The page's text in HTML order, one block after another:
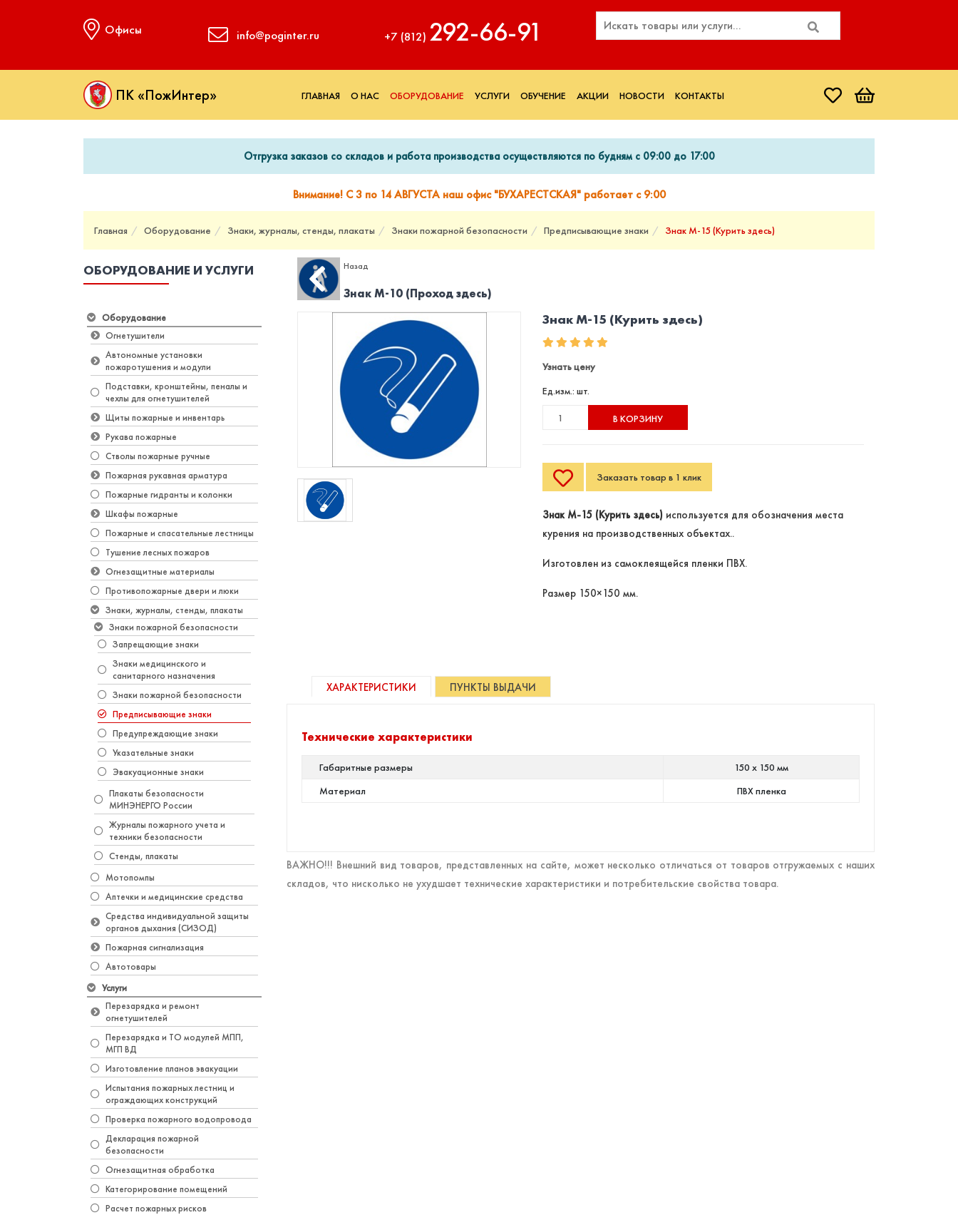
Офисы info@poginter.ru +7 (812) 292‑66‑91
ПК «ПожИнтер» ГЛАВНАЯ О НАС ОБОРУДОВАНИЕ УСЛУГИ ОБУЧЕНИЕ АКЦИИ НОВОСТИ КОНТАКТЫ
Отгрузка заказов со складов и работа производства осуществляются по будням с 09:00 до 17:00
Внимание! С 3 по 14 АВГУСТА наш офис "БУХАРЕСТСКАЯ" работает с 9:00
Главная Оборудование Знаки, журналы, стенды, плакаты Знаки пожарной безопасности Предписывающие знаки Знак М-15 (Курить здесь)
ОБОРУДОВАНИЕ И УСЛУГИ
Оборудование
Огнетушители
Автономные установки
пожаротушения и модули
Подставки, кронштейны, пеналы и
чехлы для огнетушителей
Щиты пожарные и инвентарь
Рукава пожарные
Стволы пожарные ручные
Пожарная рукавная арматура
Пожарные гидранты и колонки
Шкафы пожарные
Пожарные и спасательные лестницы
Тушение лесных пожаров
Огнезащитные материалы
Противопожарные двери и люки
Знаки, журналы, стенды, плакаты
Знаки пожарной безопасности
Запрещающие знаки
Знаки медицинского и
санитарного назначения
Знаки пожарной безопасности
Предписывающие знаки
Предупреждающие знаки
Указательные знаки
Эвакуационные знаки
Плакаты безопасности
МИНЭНЕРГО России
Журналы пожарного учета и
техники безопасности
Стенды, плакаты
Мотопомпы
Аптечки и медицинские средства
Средства индивидуальной защиты
органов дыхания (СИЗОД)
Пожарная сигнализация
Автотовары
Услуги
Перезарядка и ремонт
огнетушителей
Перезарядка и ТО модулей МПП,
МГП ВД
Изготовление планов эвакуации
Испытания пожарных лестниц и
ограждающих конструкций
Проверка пожарного водопровода
Декларация пожарной
безопасности
Огнезащитная обработка
Категорирование помещений
Расчет пожарных рисков
Назад
Знак М-10 (Проход здесь)
Знак М-15 (Курить здесь)
Узнать цену
Ед.изм.: шт.
В КОРЗИНУ
Заказать товар в 1 клик
Знак М-15 (Курить здесь) используется для обозначения места
курения на производственных объектах..
Изготовлен из самоклеящейся пленки ПВХ.
Размер 150×150 мм.
ХАРАКТЕРИСТИКИ ПУНКТЫ ВЫДАЧИ
Технические характеристики
Габаритные размеры
150 х 150 мм
Материал
ПВХ пленка
ВАЖНО!!! Внешний вид товаров, представленных на сайте, может несколько отличаться от товаров отгружаемых с наших
складов, что нисколько не ухудшает технические характеристики и потребительские свойства товара.